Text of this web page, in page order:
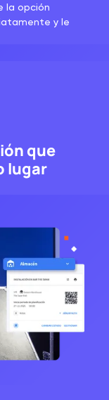
la opción
y le
que
lugar